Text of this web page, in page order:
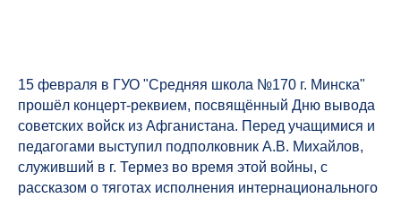
15 февраля в ГУО "Средняя школа №170 г. Минска"
прошёл концерт-реквием, посвящённый Дню вывода
советских войск из Афганистана. Перед учащимися и
педагогами выступил подполковник А.В. Михайлов,
служивший в г. Термез во время этой войны, с
рассказом о тяготах исполнения интернационального